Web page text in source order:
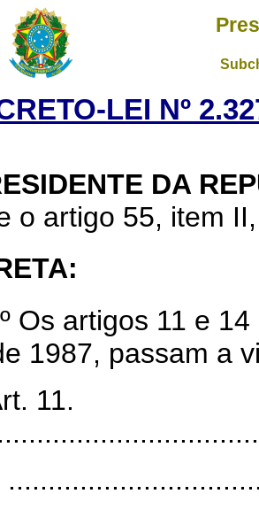
LEI Nº
DA
o artigo 55, item
Os artigos 11 e
1987, passam a
11.